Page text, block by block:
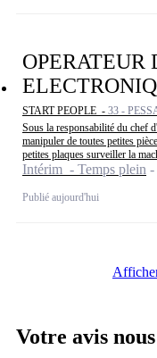
OPERATEUR
START PEOPLE - 33 -
Sous la responsabilité du chef
manipuler de toutes petites
petites plaques surveiller la
Intérim - Temps plein
Publié aujourd'hui
Votre avis